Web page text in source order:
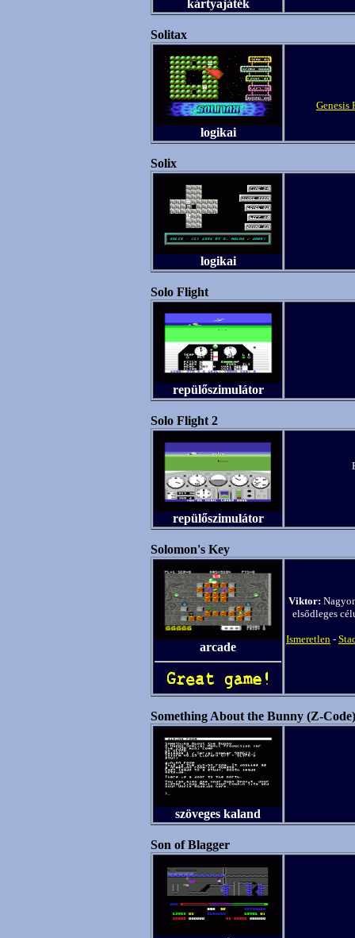
kártyajáték
Solitax
logikai
Genesis
Solix
logikai
Solo Flight
repülőszimulátor
Solo Flight 2
repülőszimulátor
Solomon's Key
arcade
Viktor:
elsődleges
Ismeretlen -
Something About the Bunny (Z-Code)
szöveges kaland
Son of Blagger